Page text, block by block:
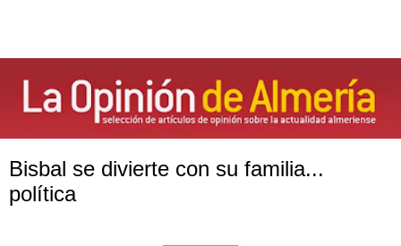
Bisbal se divierte con su familia...
política